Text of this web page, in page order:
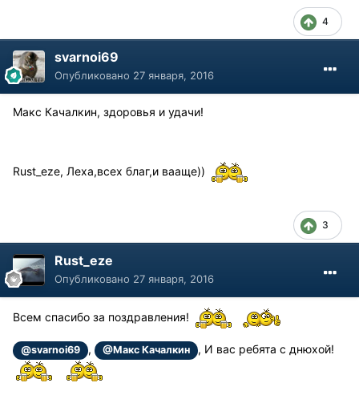
4
svarnoi69
Опубликовано 27 января, 2016
Макс Качалкин, здоровья и удачи!
Rust_eze, Леха,всех благ,и вааще))
3
Rust_eze
Опубликовано 27 января, 2016
Всем спасибо за поздравления!
@svarnoi69 , @Макс Качалкин , И вас ребята с днюхой!